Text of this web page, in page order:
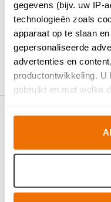
gegevens (bijv. uw IP-
technologieën zoals
apparaat op te slaan
gepersonaliseerde
advertenties en
productontwikkeling. U
gebruikt en met welke
Als u het toestaat,
Informatie
die tot een paar
op specifieke
Lees meer over hoe
IK